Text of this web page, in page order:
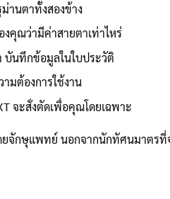
านตาทั้งสองข้าง
คุณว่ามีค่าสายตาเท่าไหร่
นทึกข้อมูลในใบประวัติ
มต้องการใช้งาน
จะสั่งตัดเพื่อคุณโดยเฉพาะ
ยจักษุแพทย์ นอกจากนักทัศนมาต